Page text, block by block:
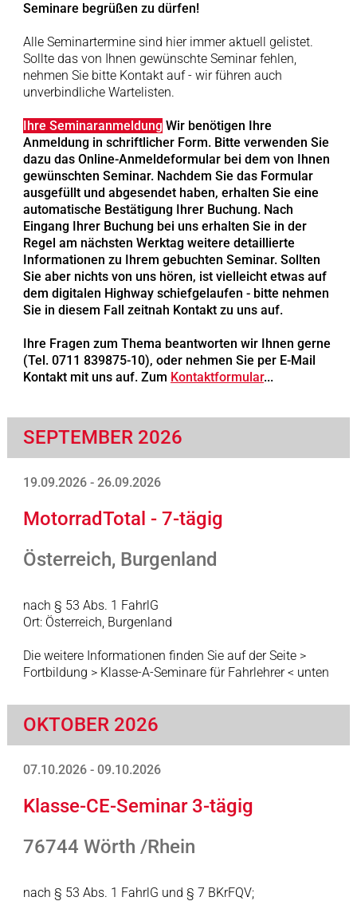
Seminare begrüßen zu dürfen!
Alle Seminartermine sind hier immer aktuell gelistet.
Sollte das von Ihnen gewünschte Seminar fehlen,
nehmen Sie bitte Kontakt auf - wir führen auch
unverbindliche Wartelisten.
Ihre Seminaranmeldung Wir benötigen Ihre
Anmeldung in schriftlicher Form. Bitte verwenden Sie
dazu das Online-Anmeldeformular bei dem von Ihnen
gewünschten Seminar. Nachdem Sie das Formular
ausgefüllt und abgesendet haben, erhalten Sie eine
automatische Bestätigung Ihrer Buchung. Nach
Eingang Ihrer Buchung bei uns erhalten Sie in der
Regel am nächsten Werktag weitere detaillierte
Informationen zu Ihrem gebuchten Seminar. Sollten
Sie aber nichts von uns hören, ist vielleicht etwas auf
dem digitalen Highway schiefgelaufen - bitte nehmen
Sie in diesem Fall zeitnah Kontakt zu uns auf.
Ihre Fragen zum Thema beantworten wir Ihnen gerne
(Tel. 0711 839875-10), oder nehmen Sie per E-Mail
Kontakt mit uns auf. Zum Kontaktformular...
SEPTEMBER 2026
19.09.2026 - 26.09.2026
MotorradTotal - 7-tägig
Österreich, Burgenland
nach § 53 Abs. 1 FahrlG
Ort: Österreich, Burgenland
Die weitere Informationen finden Sie auf der Seite >
Fortbildung > Klasse-A-Seminare für Fahrlehrer < unten
OKTOBER 2026
07.10.2026 - 09.10.2026
Klasse-CE-Seminar 3-tägig
76744 Wörth /Rhein
nach § 53 Abs. 1 FahrlG und § 7 BKrFQV;